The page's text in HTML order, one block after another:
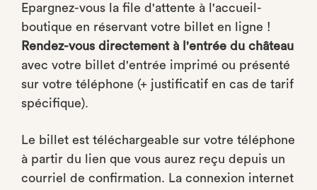
Epargnez-vous la file d'attente à l'accueil-
boutique en réservant votre billet en ligne !
Rendez-vous directement à l'entrée du château
avec votre billet d'entrée imprimé ou présenté
sur votre téléphone (+ justificatif en cas de tarif
spécifique).
Le billet est téléchargeable sur votre téléphone
à partir du lien que vous aurez reçu depuis un
courriel de confirmation. La connexion internet